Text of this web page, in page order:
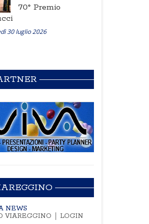
70° Premio
30 luglio 2026
NEWS
VIAREGGINO
LOGIN